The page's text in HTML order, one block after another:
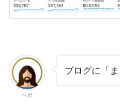
ヘボ
ブログに「